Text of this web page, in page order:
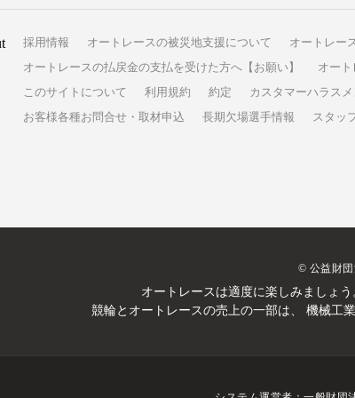
採用情報 オートレースの被災地支援について
オートレー
オートレースの払戻金の支払を受けた方へ【お願い】
オー
このサイトについて
利用規約 約定 カスタマーハラス
お客様各種お問合せ・取材申込
長期欠場選手情報 スタッ
© 公益財
オートレースは適度に楽しみましょう
競輪とオートレースの売上の一部は、
機械工